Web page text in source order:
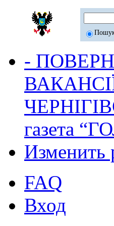
Пошук
-
газета
Изменить
FAQ
Вход